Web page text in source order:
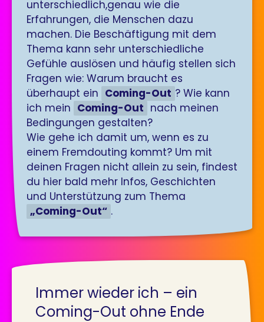
unterschiedlich,genau wie die
Erfahrungen, die Menschen dazu
machen. Die Beschäftigung mit dem
Thema kann sehr unterschiedliche
Gefühle auslösen und häufig stellen sich
Fragen wie: Warum braucht es
überhaupt ein Coming-Out ? Wie kann
ich mein Coming-Out nach meinen
Bedingungen gestalten?
Wie gehe ich damit um, wenn es zu
einem Fremdouting kommt? Um mit
deinen Fragen nicht allein zu sein, findest
du hier bald mehr Infos, Geschichten
und Unterstützung zum Thema
„Coming-Out“ .
Immer wieder ich – ein
Coming-Out ohne Ende